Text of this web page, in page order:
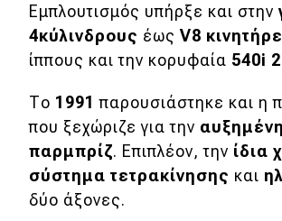
Test Drive
Δοκιμή
Αποστολή
Συγκρίνουμε
Εμπλουτισμός υπήρξε και στην
4κύλινδρους έωςV8
ίππους και την κορυφαία 540i
Το 1991παρουσιάστηκε και η
που ξεχώριζε για την
παρμπρίζ. Επιπλέον, την ίδια
σύστημα τετρακίνησης και
δύο άξονες.